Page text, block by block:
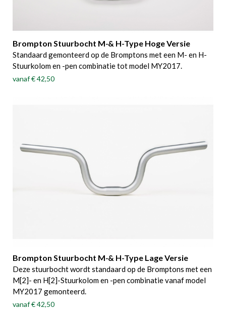
Brompton Stuurbocht M-& H-Type Hoge Versie
Standaard gemonteerd op de Bromptons met een M- en H-
Stuurkolom en -pen combinatie tot model MY2017.
vanaf€ 42,50
Brompton Stuurbocht M-& H-Type Lage Versie
Deze stuurbocht wordt standaard op de Bromptons met een
M[2]- en H[2]-Stuurkolom en -pen combinatie vanaf model
MY2017 gemonteerd.
vanaf€ 42,50